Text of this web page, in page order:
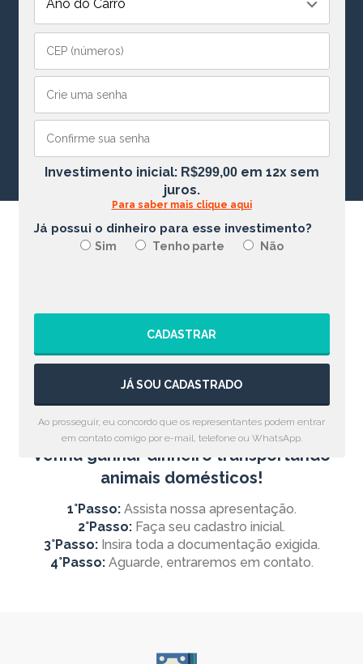
Investimento inicial: R$299,00em 12x sem
juros.
Para saber mais clique aqui
Já possui o dinheiro para esse investimento?
Sim Tenho parte Não
CADASTRAR
JÁ SOU CADASTRADO
Ao prosseguir, eu concordo que os representantes podem entrar
em contato comigo por e-mail, telefone ou WhatsApp.
Venha ganhar dinheiro transportando
animais domésticos!
1°Passo: Assista nossa apresentação.
2°Passo: Faça seu cadastro inicial.
3°Passo: Insira toda a documentação exigida.
4°Passo: Aguarde, entraremos em contato.